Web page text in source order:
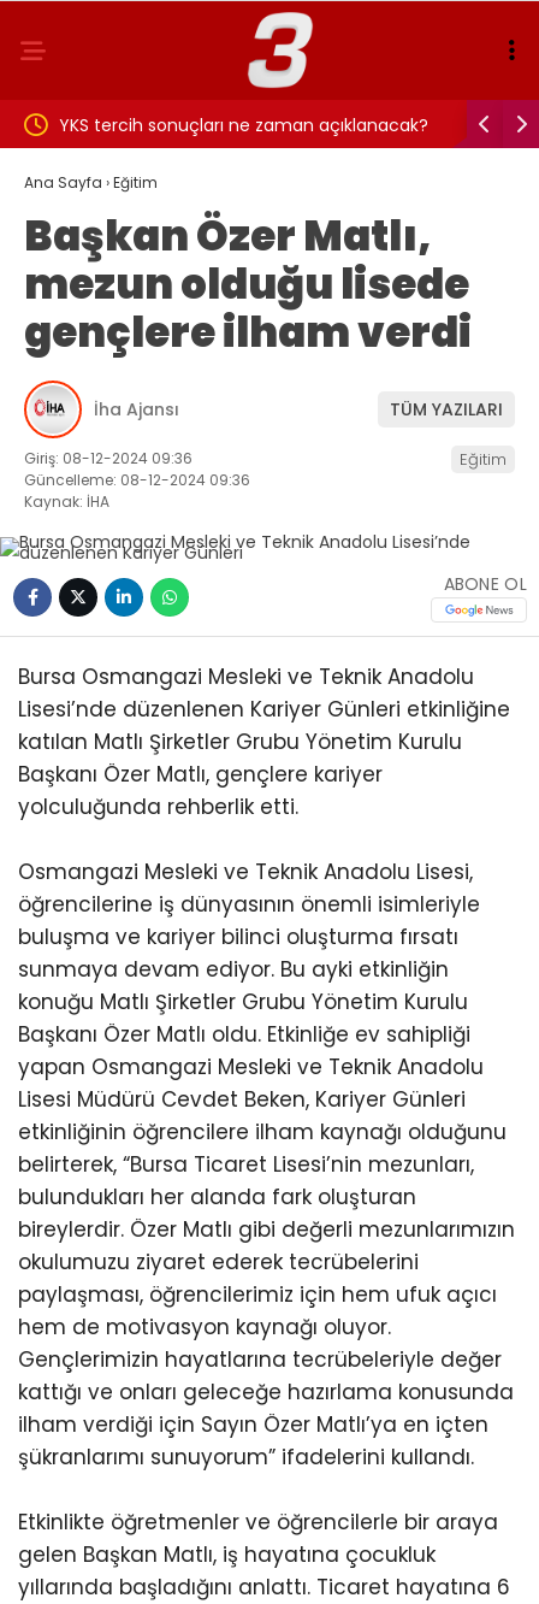
ne zaman açıklanacak?
ne zaman bitiyor? 2026
sonuç tarihi ve
Galatasaray – Villarreal maçı ne
Ana Sayfa ›Eğitim
Başkan Özer Matlı,
mezun olduğu lisede
gençlere ilham verdi
İha Ajansı TÜM YAZILARI
Giriş: 08-12-2024 09:36
Güncelleme: 08-12-2024 09:36
Kaynak: İHA
Eğitim
ABONE OL
Bursa Osmangazi Mesleki ve Teknik Anadolu
Lisesi’nde düzenlenen Kariyer Günleri etkinliğine
katılan Matlı Şirketler Grubu Yönetim Kurulu
Başkanı Özer Matlı, gençlere kariyer
yolculuğunda rehberlik etti.
Osmangazi Mesleki ve Teknik Anadolu Lisesi,
öğrencilerine iş dünyasının önemli isimleriyle
buluşma ve kariyer bilinci oluşturma fırsatı
sunmaya devam ediyor. Bu ayki etkinliğin
konuğu Matlı Şirketler Grubu Yönetim Kurulu
Başkanı Özer Matlı oldu. Etkinliğe ev sahipliği
yapan Osmangazi Mesleki ve Teknik Anadolu
Lisesi Müdürü Cevdet Beken, Kariyer Günleri
etkinliğinin öğrencilere ilham kaynağı olduğunu
belirterek, “Bursa Ticaret Lisesi’nin mezunları,
bulundukları her alanda fark oluşturan
bireylerdir. Özer Matlı gibi değerli mezunlarımızın
okulumuzu ziyaret ederek tecrübelerini
paylaşması, öğrencilerimiz için hem ufuk açıcı
hem de motivasyon kaynağı oluyor.
Gençlerimizin hayatlarına tecrübeleriyle değer
kattığı ve onları geleceğe hazırlama konusunda
ilham verdiği için Sayın Özer Matlı’ya en içten
şükranlarımı sunuyorum” ifadelerini kullandı.
Etkinlikte öğretmenler ve öğrencilerle bir araya
gelen Başkan Matlı, iş hayatına çocukluk
yıllarında başladığını anlattı. Ticaret hayatına 6